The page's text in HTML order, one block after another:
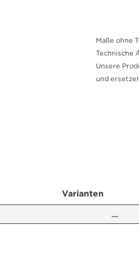
Maße ohne
Technische
Unsere
und
Varianten
—